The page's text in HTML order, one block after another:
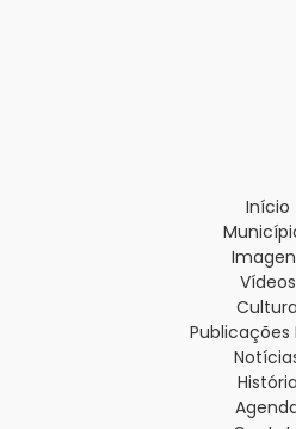
Início
Vídeos
Cultura
Publicações
História